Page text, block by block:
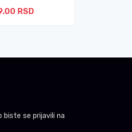
RSD
biste se prijavili na